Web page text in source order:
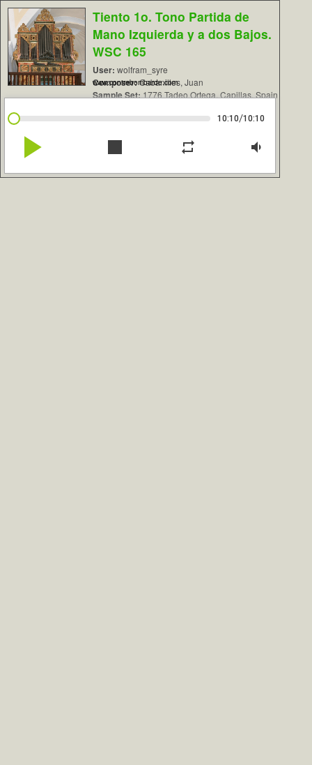
Tiento 1o. Tono Partida de
Mano Izquierda y a dos Bajos.
WSC 165
User: wolfram_syre
Composer:Cabanilles, Juan
Sample Set: 1776 Tadeo Ortega, Capillas, Spain
www.contrebombarde.com
10:10/10:10
play_arrow stop repeat volume_down